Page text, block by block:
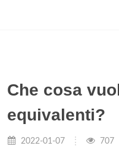
Che cosa
equivalenti?
2022-01-07 707